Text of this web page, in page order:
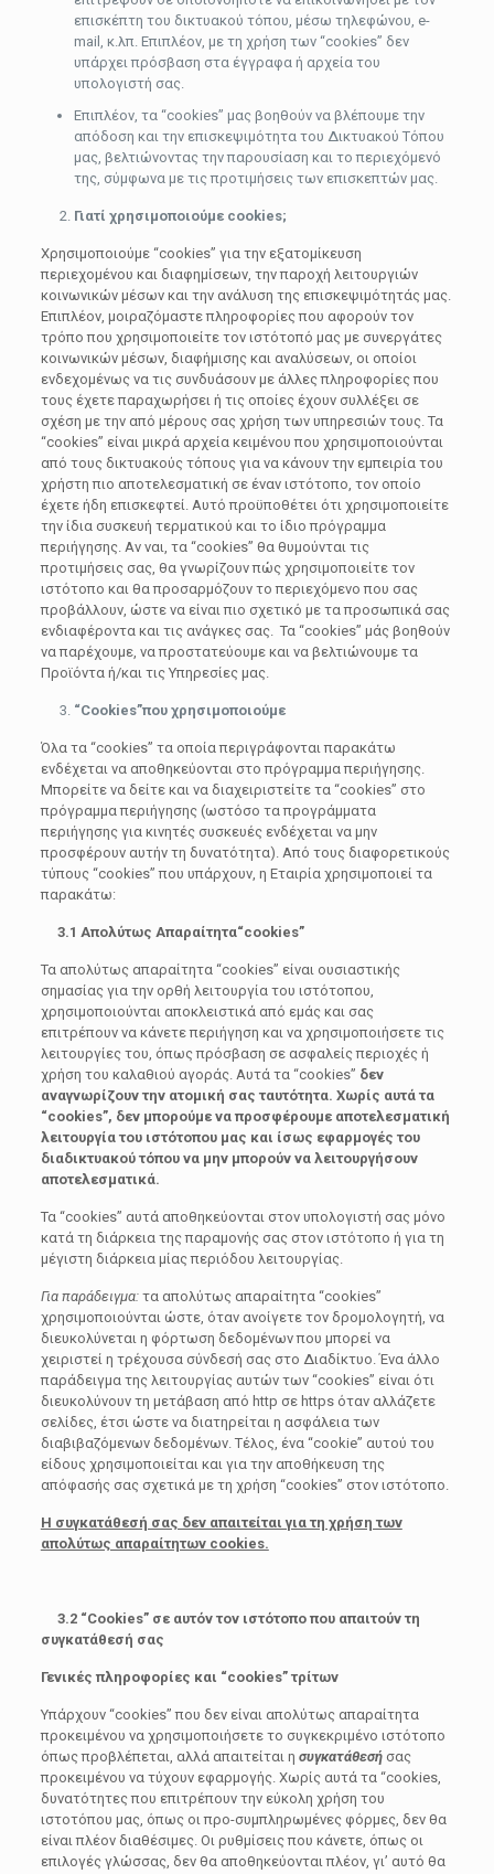
επισκέπτη του δικτυακού τόπου, μέσω τηλεφώνου, e-
mail, κ.λπ. Επιπλέον, με τη χρήση των “cookies” δεν
υπάρχει πρόσβαση στα έγγραφα ή αρχεία του
υπολογιστή σας.
Επιπλέον, τα “cookies” μας βοηθούν να βλέπουμε την
απόδοση και την επισκεψιμότητα του Δικτυακού Τόπου
μας, βελτιώνοντας την παρουσίαση και το περιεχόμενό
της, σύμφωνα με τις προτιμήσεις των επισκεπτών μας.
Γιατί χρησιμοποιούμε cookies;
Χρησιμοποιούμε “cookies” για την εξατομίκευση
περιεχομένου και διαφημίσεων, την παροχή λειτουργιών
κοινωνικών μέσων και την ανάλυση της επισκεψιμότητάς μας.
Επιπλέον, μοιραζόμαστε πληροφορίες που αφορούν τον
τρόπο που χρησιμοποιείτε τον ιστότοπό μας με συνεργάτες
κοινωνικών μέσων, διαφήμισης και αναλύσεων, οι οποίοι
ενδεχομένως να τις συνδυάσουν με άλλες πληροφορίες που
τους έχετε παραχωρήσει ή τις οποίες έχουν συλλέξει σε
σχέση με την από μέρους σας χρήση των υπηρεσιών τους. Τα
“cookies” είναι μικρά αρχεία κειμένου που χρησιμοποιούνται
από τους δικτυακούς τόπους για να κάνουν την εμπειρία του
χρήστη πιο αποτελεσματική σε έναν ιστότοπο, τον οποίο
έχετε ήδη επισκεφτεί. Αυτό προϋποθέτει ότι χρησιμοποιείτε
την ίδια συσκευή τερματικού και το ίδιο πρόγραμμα
περιήγησης. Αν ναι, τα “cookies” θα θυμούνται τις
προτιμήσεις σας, θα γνωρίζουν πώς χρησιμοποιείτε τον
ιστότοπο και θα προσαρμόζουν το περιεχόμενο που σας
προβάλλουν, ώστε να είναι πιο σχετικό με τα προσωπικά σας
ενδιαφέροντα και τις ανάγκες σας. Τα “cookies” μάς βοηθούν
να παρέχουμε, να προστατεύουμε και να βελτιώνουμε τα
Προϊόντα ή/και τις Υπηρεσίες μας.
“Cookies”που χρησιμοποιούμε
Όλα τα “cookies” τα οποία περιγράφονται παρακάτω
ενδέχεται να αποθηκεύονται στο πρόγραμμα περιήγησης.
Μπορείτε να δείτε και να διαχειριστείτε τα “cookies” στο
πρόγραμμα περιήγησης (ωστόσο τα προγράμματα
περιήγησης για κινητές συσκευές ενδέχεται να μην
προσφέρουν αυτήν τη δυνατότητα). Από τους διαφορετικούς
τύπους “cookies” που υπάρχουν, η Εταιρία χρησιμοποιεί τα
παρακάτω:
3.1 Απολύτως Απαραίτητα“cookies”
Τα απολύτως απαραίτητα “cookies” είναι ουσιαστικής
σημασίας για την ορθή λειτουργία του ιστότοπου,
χρησιμοποιούνται αποκλειστικά από εμάς και σας
επιτρέπουν να κάνετε περιήγηση και να χρησιμοποιήσετε τις
λειτουργίες του, όπως πρόσβαση σε ασφαλείς περιοχές ή
χρήση του καλαθιού αγοράς. Αυτά τα “cookies” δεν
αναγνωρίζουν την ατομική σας ταυτότητα. Χωρίς αυτά τα
“cookies”, δεν μπορούμε να προσφέρουμε αποτελεσματική
λειτουργία του ιστότοπου μας και ίσως εφαρμογές του
διαδικτυακού τόπου να μην μπορούν να λειτουργήσουν
αποτελεσματικά.
Τα “cookies” αυτά αποθηκεύονται στον υπολογιστή σας μόνο
κατά τη διάρκεια της παραμονής σας στον ιστότοπο ή για τη
μέγιστη διάρκεια μίας περιόδου λειτουργίας.
Για παράδειγμα:τα απολύτως απαραίτητα “cookies”
χρησιμοποιούνται ώστε, όταν ανοίγετε τον δρομολογητή, να
διευκολύνεται η φόρτωση δεδομένων που μπορεί να
χειριστεί η τρέχουσα σύνδεσή σας στο Διαδίκτυο. Ένα άλλο
παράδειγμα της λειτουργίας αυτών των “cookies” είναι ότι
διευκολύνουν τη μετάβαση από http σε https όταν αλλάζετε
σελίδες, έτσι ώστε να διατηρείται η ασφάλεια των
διαβιβαζόμενων δεδομένων. Tέλος, ένα “cookie” αυτού του
είδους χρησιμοποιείται και για την αποθήκευση της
απόφασής σας σχετικά με τη χρήση “cookies” στον ιστότοπο.
Η συγκατάθεσή σας δεν απαιτείται για τη χρήση των
απολύτως απαραίτητων cookies.
3.2 “Cookies” σε αυτόν τον ιστότοπο που απαιτούν τη
συγκατάθεσή σας
Γενικές πληροφορίες και “cookies” τρίτων
Υπάρχουν “cookies” που δεν είναι απολύτως απαραίτητα
προκειμένου να χρησιμοποιήσετε το συγκεκριμένο ιστότοπο
όπως προβλέπεται, αλλά απαιτείται η συγκατάθεσή σας
προκειμένου να τύχουν εφαρμογής. Χωρίς αυτά τα “cookies,
δυνατότητες που επιτρέπουν την εύκολη χρήση του
ιστοτόπου μας, όπως οι προ-συμπληρωμένες φόρμες, δεν θα
είναι πλέον διαθέσιμες. Οι ρυθμίσεις που κάνετε, όπως οι
επιλογές γλώσσας, δεν θα αποθηκεύονται πλέον, γι’ αυτό θα